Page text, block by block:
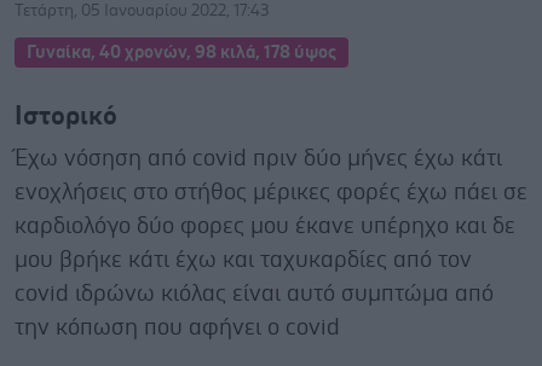
Τετάρτη, 05 Ιανουαρίου 2022, 17:43
Γυναίκα, 40 χρονών, 98 κιλά, 178 ύψος
Ιστορικό
Έχω νόσηση από covid πριν δύο μήνες έχω κάτι
ενοχλήσεις στο στήθος μέρικες φορές έχω πάει σε
καρδιολόγο δύο φορες μου έκανε υπέρηχο και δε
μου βρήκε κάτι έχω και ταχυκαρδίες από τον
covid ιδρώνω κιόλας είναι αυτό συμπτώμα από
την κόπωση που αφήνει ο covid